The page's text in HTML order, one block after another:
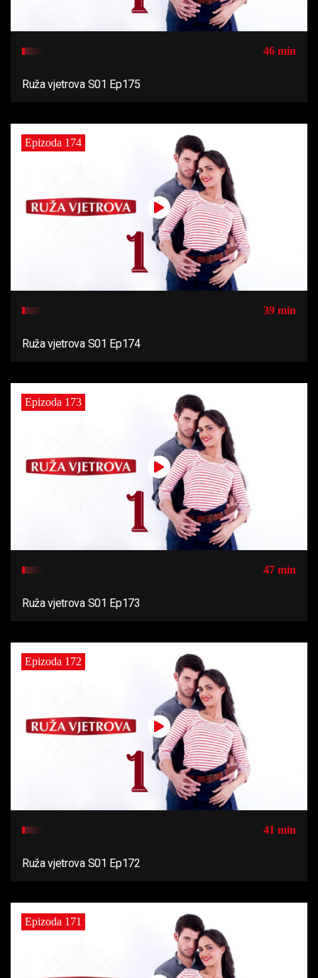
46 min
Ruža vjetrova S01 Ep175
Epizoda 174
39 min
Ruža vjetrova S01 Ep174
Epizoda 173
47 min
Ruža vjetrova S01 Ep173
Epizoda 172
41 min
Ruža vjetrova S01 Ep172
Epizoda 171